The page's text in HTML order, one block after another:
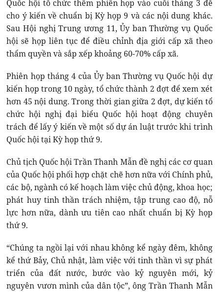
Quốc hội tổ chức thêm phiên họp vào cuối tháng 3 để
cho ý kiến về chuẩn bị Kỳ họp 9 và các nội dung khác.
Sau Hội nghị Trung ương 11, Ủy ban Thường vụ Quốc
hội sẽ họp liên tục để điều chỉnh địa giới cấp xã theo
thẩm quyền và sắp xếp khoảng 60-70% cấp xã.
Phiên họp tháng 4 của Ủy ban Thường vụ Quốc hội dự
kiến họp trong 10 ngày, tổ chức thành 2 đợt để xem xét
hơn 45 nội dung. Trong thời gian giữa 2 đợt, dự kiến tổ
chức hội nghị đại biểu Quốc hội hoạt động chuyên
trách để lấy ý kiến về một số dự án luật trước khi trình
Quốc hội tại Kỳ họp thứ 9.
Chủ tịch Quốc hội Trần Thanh Mẫn đề nghị các cơ quan
của Quốc hội phối hợp chặt chẽ hơn nữa với Chính phủ,
các bộ, ngành có kế hoạch làm việc chủ động, khoa học;
phát huy tinh thần trách nhiệm, tập trung cao độ, nỗ
lực hơn nữa, dành ưu tiên cao nhất chuẩn bị Kỳ họp
thứ 9.
“Chúng ta ngồi lại với nhau không kể ngày đêm, không
kể thứ Bảy, Chủ nhật, làm việc với tinh thần vì sự phát
triển của đất nước, bước vào kỷ nguyên mới, kỷ
nguyên vươn mình của dân tộc”, ông Trần Thanh Mẫn